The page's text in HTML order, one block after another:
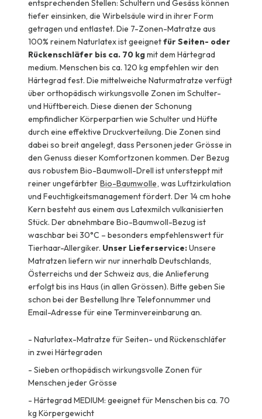
entsprechenden Stellen: Schultern und Gesäss können
tiefer einsinken, die Wirbelsäule wird in ihrer Form
getragen und entlastet. Die 7-Zonen-Matratze aus
100% reinem Naturlatex ist geeignetfür Seiten- oder
Rückenschläfer bis ca. 70 kgmit dem Härtegrad
medium. Menschen bis ca. 120 kg empfehlen wir den
Härtegrad fest. Die mittelweiche Naturmatratze verfügt
über orthopädisch wirkungsvolle Zonen im Schulter-
und Hüftbereich. Diese dienen der Schonung
empfindlicher Körperpartien wie Schulter und Hüfte
durch eine effektive Druckverteilung. Die Zonen sind
dabei so breit angelegt, dass Personen jeder Grösse in
den Genuss dieser Komfortzonen kommen. Der Bezug
aus robustem Bio-Baumwoll-Drell ist untersteppt mit
reiner ungefärbter Bio-Baumwolle, was Luftzirkulation
und Feuchtigkeitsmanagement fördert. Der 14 cm hohe
Kern besteht aus einem aus Latexmilch vulkanisierten
Stück. Der abnehmbare Bio-Baumwoll-Bezug ist
waschbar bei 30°C – besonders empfehlenswert für
Tierhaar-Allergiker. Unser Lieferservice:Unsere
Matratzen liefern wir nur innerhalb Deutschlands,
Österreichs und der Schweiz aus, die Anlieferung
erfolgt bis ins Haus (in allen Grössen). Bitte geben Sie
schon bei der Bestellung Ihre Telefonnummer und
Email-Adresse für eine Terminvereinbarung an.
- Naturlatex-Matratze für Seiten- und Rückenschläfer
in zwei Härtegraden
- Sieben orthopädisch wirkungsvolle Zonen für
Menschen jeder Grösse
- Härtegrad MEDIUM: geeignet für Menschen bis ca. 70
kg Körpergewicht